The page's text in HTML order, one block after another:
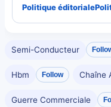
Politique éditoriale
Semi-Conducteur
Hbm Follow Chaîne
Guerre Commerciale